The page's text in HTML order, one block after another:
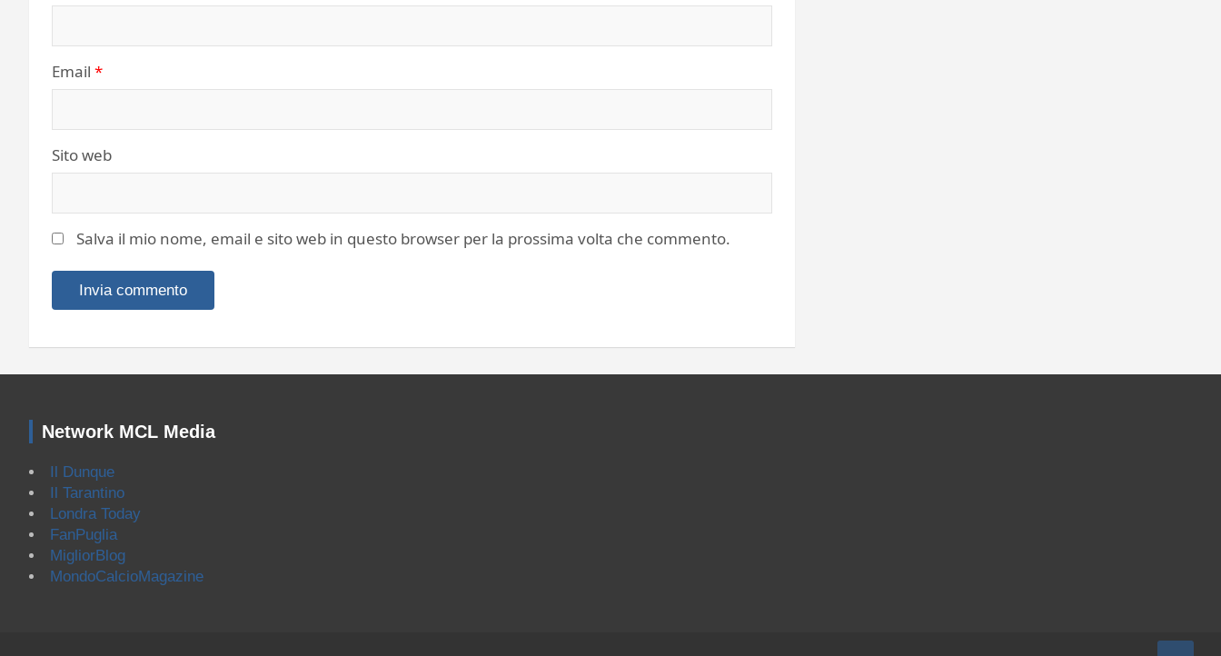
Email *
Sito web
Salva il mio nome, email e sito web in questo browser per la prossima volta che commento.
Network MCL Media
Il Dunque
Il Tarantino
Londra Today
FanPuglia
MigliorBlog
MondoCalcioMagazine